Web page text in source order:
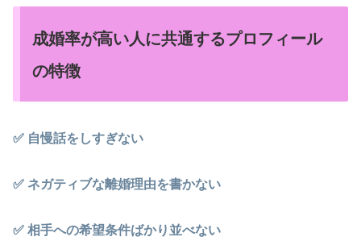
成婚率が高い人に共通するプロフィール
の特徴
✅ 自慢話をしすぎない
✅ ネガティブな離婚理由を書かない
✅ 相手への希望条件ばかり並べない